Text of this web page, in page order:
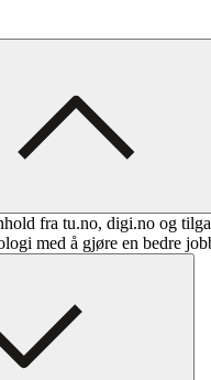
fra tu.no, digi.no og
med å gjøre en bedre